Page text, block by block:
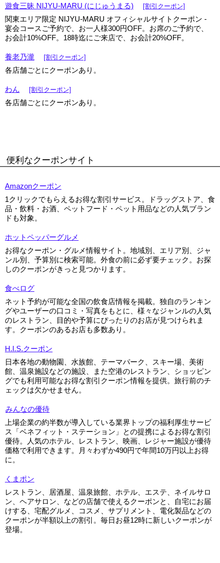
遊食三昧 NIJYU-MARU (にじゅうまる) [割引クーポン]
関東エリア限定 NIJYU-MARU オフィシャルサイトクーポン -
宴会コースご予約で、お一人様300円OFF。お席のご予約で、
お会計10%OFF。18時迄にご来店で、お会計20%OFF。
養老乃瀧 [割引クーポン]
各店舗ごとにクーポンあり。
わん [割引クーポン]
各店舗ごとにクーポンあり。
便利なクーポンサイト
Amazonクーポン
1クリックでもらえるお得な割引サービス。ドラッグストア、食
品・飲料・お酒、ペットフード・ペット用品などの人気ブラン
ドも対象。
ホットペッパーグルメ
お得なクーポン・グルメ情報サイト。地域別、エリア別、ジャ
ンル別、予算別に検索可能。外食の前に必ず要チェック。お探
しのクーポンがきっと見つかります。
食べログ
ネット予約が可能な全国の飲食店情報を掲載。独自のランキン
グやユーザーの口コミ・写真をもとに、様々なジャンルの人気
のレストラン、目的や予算にぴったりのお店が見つけられま
す。クーポンのあるお店も多数あり。
H.I.S.クーポン
日本各地の動物園、水族館、テーマパーク、スキー場、美術
館、温泉施設などの施設、また空港のレストラン、ショッピン
グでも利用可能なお得な割引クーポン情報を提供。旅行前のチ
ェックは欠かせません。
みんなの優待
上場企業の約半数が導入している業界トップの福利厚生サービ
ス「ベネフィット・ステーション」との提携によるお得な割引
優待。人気のホテル、レストラン、映画、レジャー施設が優待
価格で利用できます。月々わずか490円で年間10万円以上お得
に。
くまポン
レストラン、居酒屋、温泉旅館、ホテル、エステ、ネイルサロ
ン、ヘアサロン、などの店舗で使えるクーポンと、自宅にお届
けする、宅配グルメ、コスメ、サプリメント、電化製品などの
クーポンが半額以上の割引。毎日お昼12時に新しいクーポンが
登場。